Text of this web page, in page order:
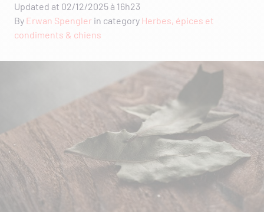
Updated at 02/12/2025 à 16h23
By Erwan Spengler in category Herbes, épices et
condiments & chiens